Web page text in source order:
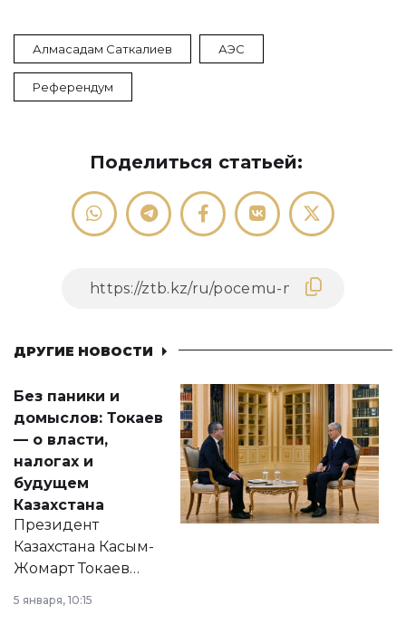
Алмасадам Саткалиев АЭС
Референдум
Поделиться статьей:
ДРУГИЕ НОВОСТИ
Без паники и
домыслов: Токаев
— о власти,
налогах и
будущем
Казахстана
Президент
Казахстана Касым-
Жомарт Токаев
сразу несколько
5 января, 10:15